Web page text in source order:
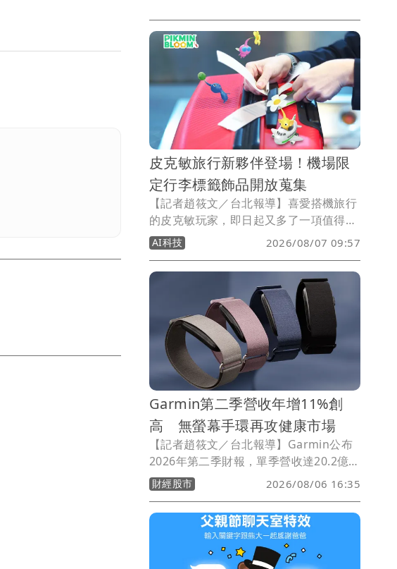
對外界提出應由官方正式委託經營，以及
訂定統一收費基準等建議，關務署則將在
3個月內提出檢討報告。
皮克敏旅行新夥伴登場！機場限
定行李標籤飾品開放蒐集
【記者趙筱文／台北報導】喜愛搭機旅行
的皮克敏玩家，即日起又多了一項值得在
機場尋找的新收藏！官方宣布，自今
（7）日上午8時起，玩家可在世界各地機
場附近發現「行李標籤飾品皮克敏」花
苗，讓每趟旅行不只留下照片，還能帶回
一隻記錄旅程的皮克敏。
AI科技 2026/08/07 09:57
Garmin第二季營收年增11%創
高 無螢幕手環再攻健康市場
【記者趙筱文／台北報導】Garmin公布
2026年第二季財報，單季營收達20.2億美
元，年增11%，創下歷史新高；隨著營運
效益改善，毛利率升至62.4%、營業利益
率達30.4%，營業利益也創新高來到6.16
億美元，年增30%。在上半年表現優於預
期下，Garmin同步上調全年營收財測至
80.5億美元。
財經股市 2026/08/06 16:35